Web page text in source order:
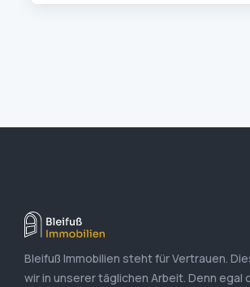
Bleifuß Immobilien steht für Vertrauen.
wir in unserer täglichen Arbeit. Denn egal